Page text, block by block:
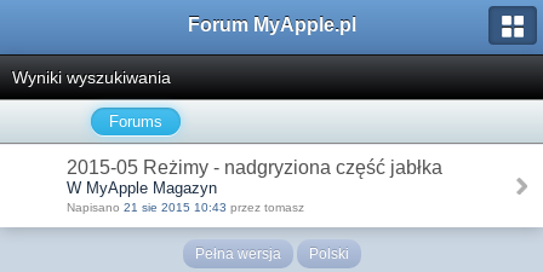
Forum MyApple.pl
Wyniki wyszukiwania
Forums
2015-05 Reżimy - nadgryziona część jabłka
W MyApple Magazyn
Napisano 21 sie 2015 10:43 przez tomasz
Pełna wersja Polski